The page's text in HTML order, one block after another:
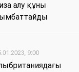
алу құны
9:00